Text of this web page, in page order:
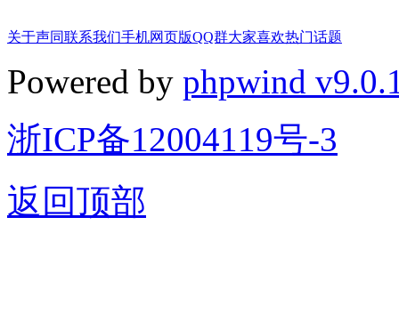
关于声同联系我们手机网页版QQ群大家喜欢热门话题
Powered by phpwind
浙ICP备12004119号-3
返回顶部